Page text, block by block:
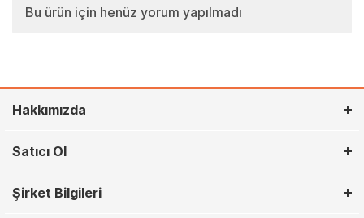
Bu ürün için henüz yorum yapılmadı
Hakkımızda
Satıcı Ol
Şirket Bilgileri